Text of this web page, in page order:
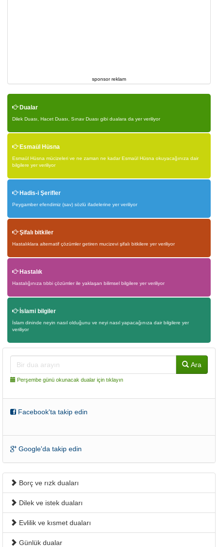
sponsor reklam
Dualar
Dilek Duası, Hacet Duası, Sınav Duası gibi dualara da yer veriliyor
Esmaül Hüsna
Esmaül Hüsna mücizeleri ve ne zaman ne kadar Esmaül Hüsna okuyacağınıza dair
bilgilere yer veriliyor
Hadis-i Şerifler
Peygamber efendimiz (sav) sözlü ifadelerine yer veriliyor
Şifalı bitkiler
Hastalıklara alternatif çözümler getiren mucizevi şifalı bitkilere yer veriliyor
Hastalık
Hastalığınıza tıbbi çözümler ile yaklaşan bilimsel bilgilere yer veriliyor
İslami bilgiler
İslam dininde neyin nasıl olduğunu ve neyi nasıl yapacağınıza dair bilgilere yer
veriliyor
Ara
Perşembe günü okunacak dualar için tıklayın
Facebook'ta takip edin
Google'da takip edin
Borç ve rızk duaları
Dilek ve istek duaları
Evlilik ve kısmet duaları
Günlük dualar